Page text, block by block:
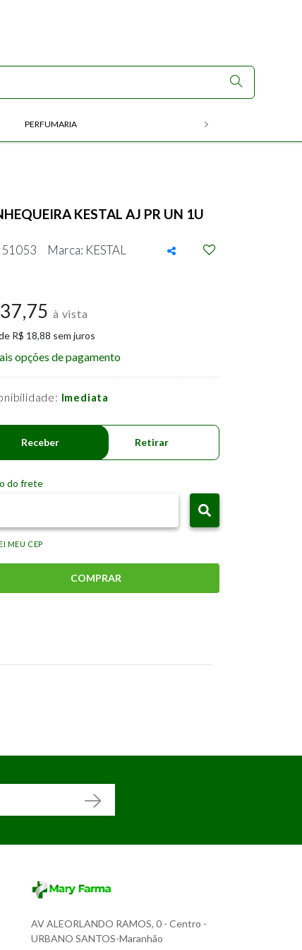
PERFUMARIA
KESTAL AJ PR UN 1U
51053 Marca: KESTAL
37,75à vista
R$ 18,88 sem juros
opções de pagamento
Imediata
Receber Retirar
do frete
MEU CEP
COMPRAR
AV ALEORLANDO RAMOS, 0 - Centro -
URBANO SANTOS-Maranhão